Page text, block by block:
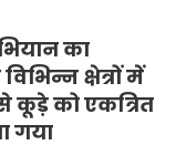
का
क्षेत्रों में
कूड़े को एकत्रित
गया